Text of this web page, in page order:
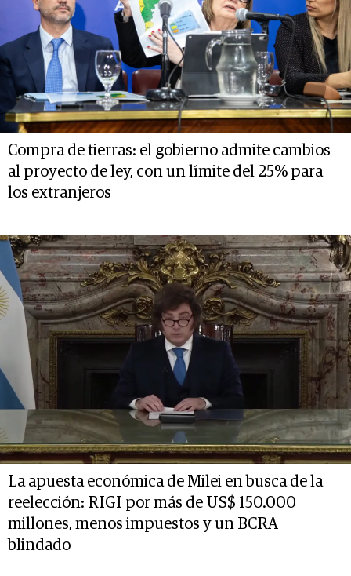
Compra de tierras: el gobierno admite cambios
al proyecto de ley, con un límite del 25% para
los extranjeros
La apuesta económica de Milei en busca de la
reelección: RIGI por más de US$ 150.000
millones, menos impuestos y un BCRA
blindado